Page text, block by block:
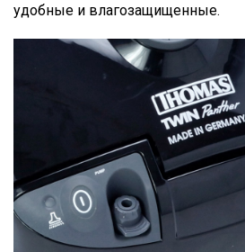
удобные и влагозащищенные.